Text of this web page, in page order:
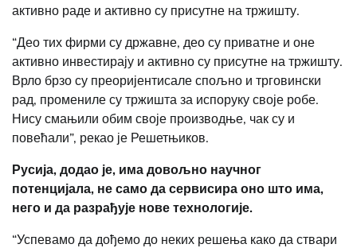
активно раде и активно су присутне на тржишту.
“Део тих фирми су државне, део су приватне и оне
активно инвестирају и активно су присутне на тржишту.
Врло брзо су преоријентисале спољно и трговински
рад, промениле су тржишта за испоруку своје робе.
Нису смањили обим своје производње, чак су и
повећали”, рекао је Решетњиков.
Русија, додао је, има довољно научног
потенцијала, не само да сервисира оно што има,
него и да разрађује нове технологије.
“Успевамо да дођемо до неких решења како да ствари